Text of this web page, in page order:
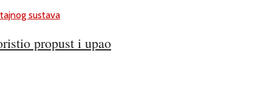
propust i upao